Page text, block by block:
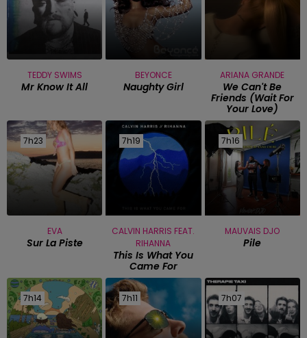
TEDDY SWIMS
Mr Know It All
BEYONCE
Naughty Girl
ARIANA GRANDE
We Can't Be
Friends (wait For
Your Love)
7h23
7h23
EVA
Sur La Piste
7h19
7h19
CALVIN HARRIS FEAT.
RIHANNA
This Is What You
Came For
7h16
7h16
MAUVAIS DJO
Pile
7h14
7h14 7h11
7h11 7h07
7h07